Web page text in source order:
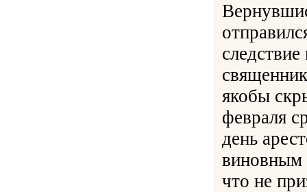
якобы
февраля
день
виновным
что не